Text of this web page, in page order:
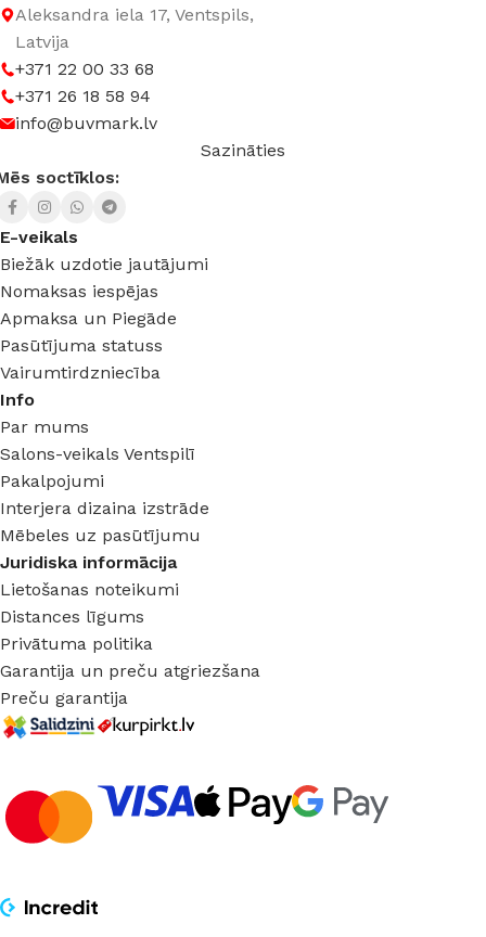
Aleksandra iela 17, Ventspils,
Latvija
+371 22 00 33 68
+371 26 18 58 94
info@buvmark.lv
Sazināties
soctīklos:
E-veikals
Biežāk uzdotie jautājumi
Nomaksas iespējas
Apmaksa un Piegāde
Pasūtījuma statuss
Vairumtirdzniecība
Info
Par mums
Salons-veikals Ventspilī
Pakalpojumi
Interjera dizaina izstrāde
Mēbeles uz pasūtījumu
Juridiska informācija
Lietošanas noteikumi
Distances līgums
Privātuma politika
Garantija un preču atgriezšana
Preču garantija